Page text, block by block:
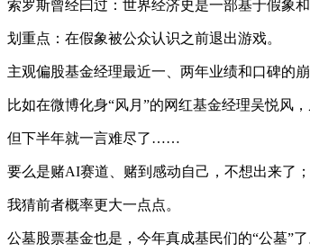
索罗斯曾经曰过：世界经济史是一部基于假象
划重点：在假象被公众认识之前退出游戏。
主观偏股基金经理最近一、两年业绩和口碑的
比如在微博化身“风月”的网红基金经理吴悦风
但下半年就一言难尽了……
要么是赌AI赛道、赌到感动自己，不想出来了
我猜前者概率更大一点点。
公墓股票基金也是，今年真成基民们的“公墓”